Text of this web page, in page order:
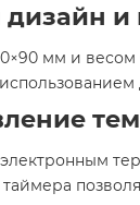
и
мм и весом